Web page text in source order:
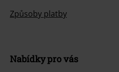
Způsoby platby
Nabídky pro vás